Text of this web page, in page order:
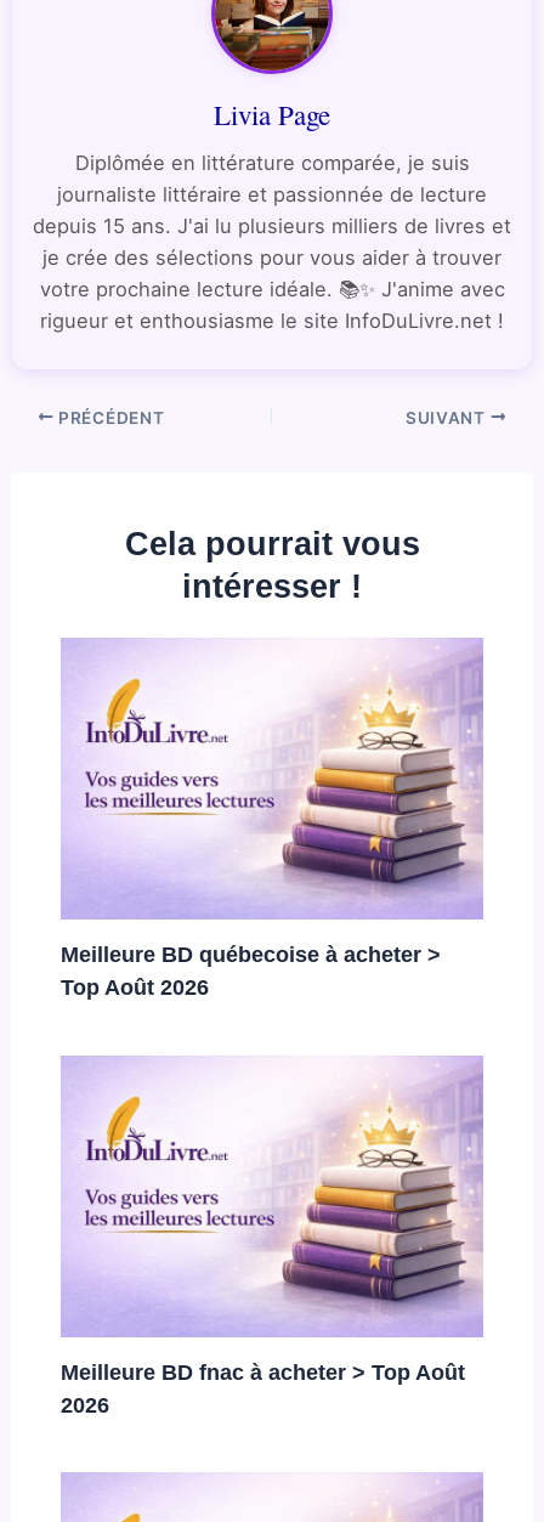
Livia Page
Diplômée en littérature comparée, je suis
journaliste littéraire et passionnée de lecture
depuis 15 ans. J'ai lu plusieurs milliers de livres et
je crée des sélections pour vous aider à trouver
votre prochaine lecture idéale. 📚✨ J'anime avec
rigueur et enthousiasme le site InfoDuLivre.net !
PRÉCÉDENT SUIVANT
Cela pourrait vous
intéresser !
Meilleure BD québecoise à acheter >
Top Août 2026
Meilleure BD fnac à acheter > Top Août
2026